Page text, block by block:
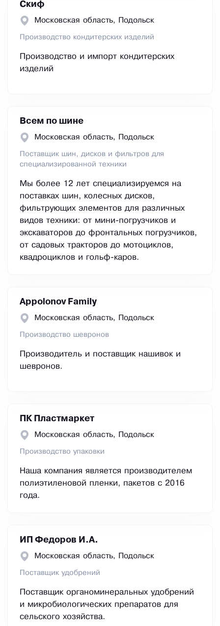
Скиф
Московская область, Подольск
Производство кондитерских изделий
Производство и импорт кондитерских
изделий
Всем по шине
Московская область, Подольск
Поставщик шин, дисков и фильтров для
специализированной техники
Мы более 12 лет специализируемся на
поставках шин, колесных дисков,
фильтрующих элементов для различных
видов техники: от мини-погрузчиков и
экскаваторов до фронтальных погрузчиков,
от садовых тракторов до мотоциклов,
квадроциклов и гольф-каров.
Appolonov Family
Московская область, Подольск
Производство шевронов
Производитель и поставщик нашивок и
шевронов.
ПК Пластмаркет
Московская область, Подольск
Производство упаковки
Наша компания является производителем
полиэтиленовой пленки, пакетов с 2016
года.
ИП Федоров И.А.
Московская область, Подольск
Поставщик удобрений
Поставщик органоминеральных удобрений
и микробиологических препаратов для
сельского хозяйства.